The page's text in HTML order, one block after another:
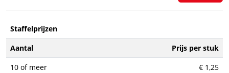
Staffelprijzen
Aantal
Prijs per stuk
10 of meer
€ 1,25